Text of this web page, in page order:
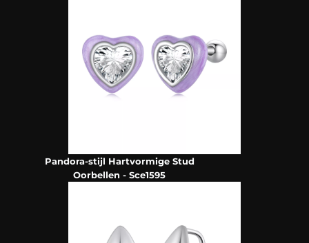
Pandora-stijl Hartvormige Stud
Oorbellen - Sce1595